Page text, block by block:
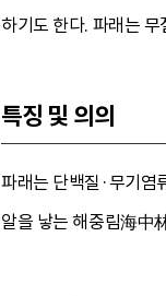
하기도 한다. 파래는
특징 및 의의
파래는 단백질·무기염
알을 낳는 해중림海中